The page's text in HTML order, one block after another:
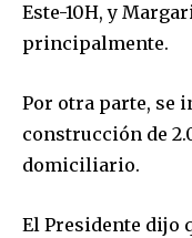
Este-10H, y
principalmente.
Por otra parte, se
construcción de
domiciliario.
El Presidente dijo